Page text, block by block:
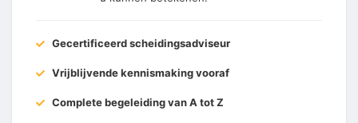
Gecertificeerd scheidingsadviseur
Vrijblijvende kennismaking vooraf
Complete begeleiding van A tot Z